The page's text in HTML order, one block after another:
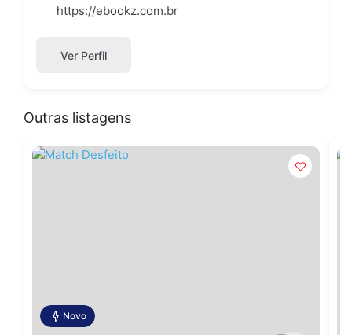
https://ebookz.com.br
Ver Perfil
Outras listagens
Novo